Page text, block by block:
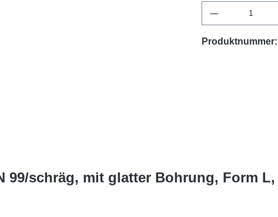
Produktnummer:
schräg, mit glatter Bohrung, Form